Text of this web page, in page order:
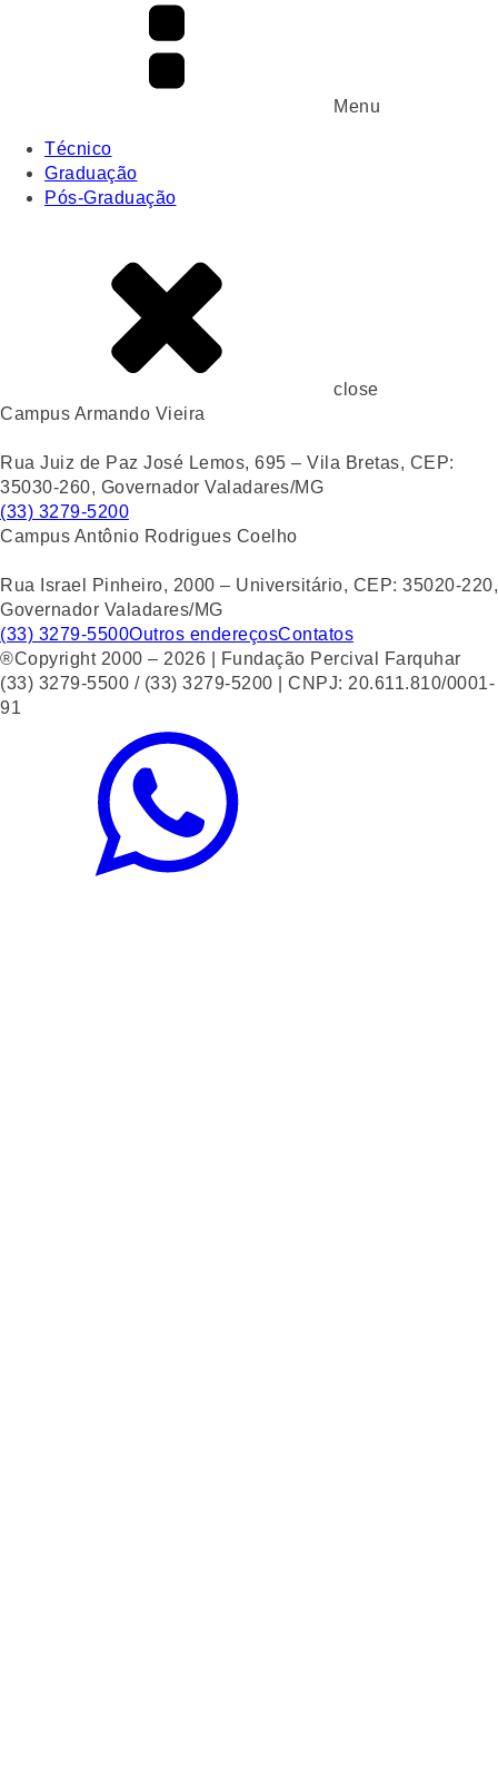
Menu
Técnico
Graduação
Pós-Graduação
close
Campus Armando Vieira
Rua Juiz de Paz José Lemos, 695 – Vila Bretas, CEP:
35030-260, Governador Valadares/MG
(33) 3279-5200
Campus Antônio Rodrigues Coelho
Rua Israel Pinheiro, 2000 – Universitário, CEP: 35020-220,
Governador Valadares/MG
(33) 3279-5500Outros endereçosContatos
®Copyright 2000 – 2026 | Fundação Percival Farquhar
(33) 3279-5500 / (33) 3279-5200 | CNPJ: 20.611.810/0001-
91